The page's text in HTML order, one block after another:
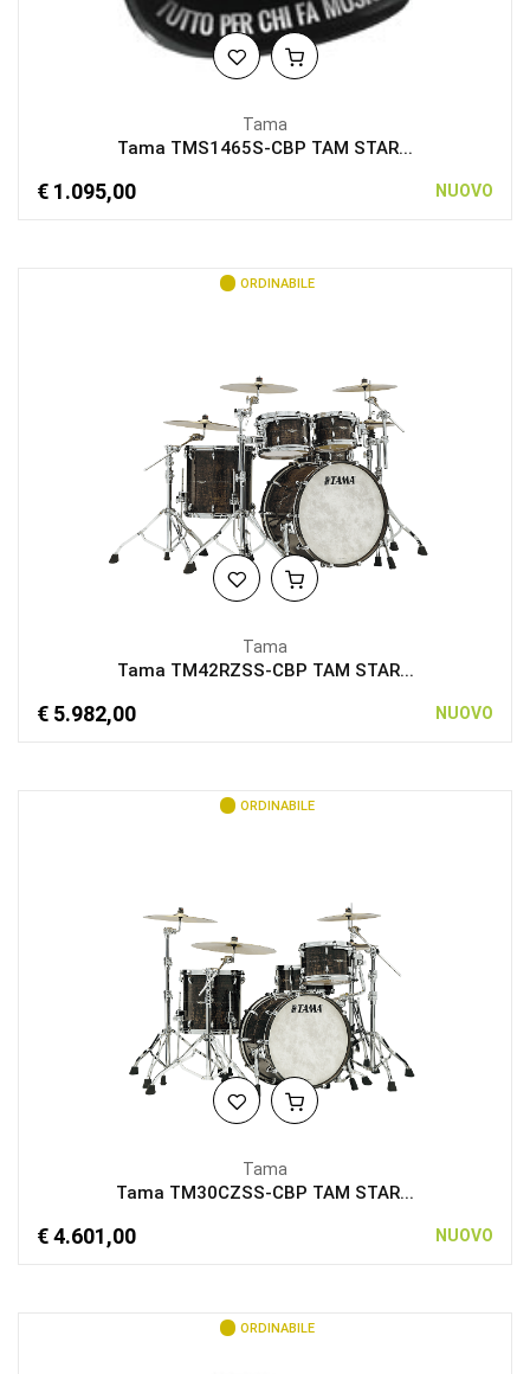
Tama
Tama TMS1465S-CBP TAM STAR...
€ 1.095,00 NUOVO
ORDINABILE
Tama
Tama TM42RZSS-CBP TAM STAR...
€ 5.982,00 NUOVO
ORDINABILE
Tama
Tama TM30CZSS-CBP TAM STAR...
€ 4.601,00 NUOVO
ORDINABILE